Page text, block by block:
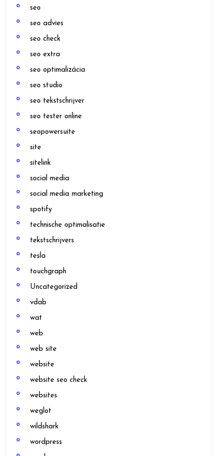
seo
seo advies
seo check
seo extra
seo optimalizácia
seo studio
seo tekstschrijver
seo tester online
seopowersuite
site
sitelink
social media
social media marketing
spotify
technische optimalisatie
tekstschrijvers
tesla
touchgraph
Uncategorized
vdab
wat
web
web site
website
website seo check
websites
weglot
wildshark
wordpress